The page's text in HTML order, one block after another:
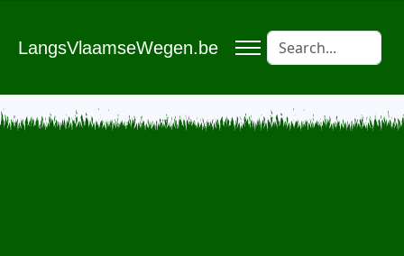
LangsVlaamseWegen.be